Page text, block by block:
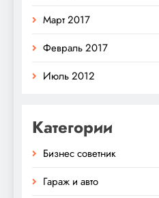
Март 2017
Февраль 2017
Июль 2012
Категории
Бизнес советник
Гараж и авто